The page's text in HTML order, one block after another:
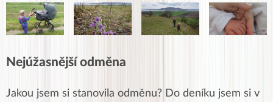
Nejúžasnější odměna
Jakou jsem si stanovila odměnu? Do deníku jsem si v